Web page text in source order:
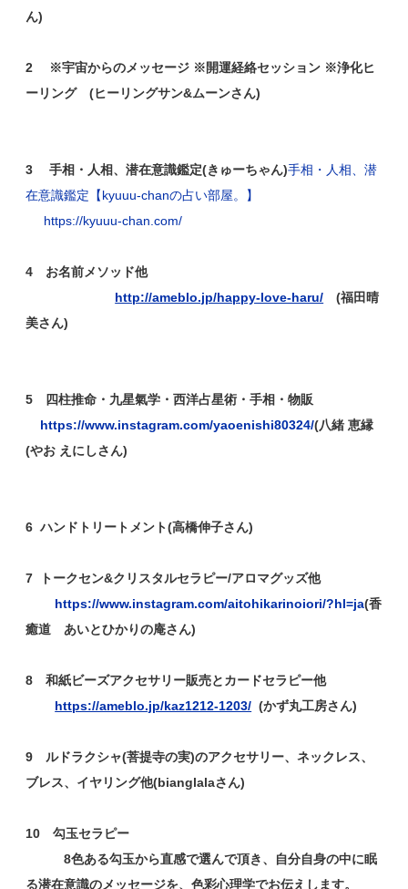
ん)
2 ※宇宙からのメッセージ ※開運経絡セッション ※浄化ヒ
ーリング (ヒーリングサン&ムーンさん)
3 手相・人相、潜在意識鑑定(きゅーちゃん)手相・人相、潜
在意識鑑定【kyuuu-chanの占い部屋。】
https://kyuuu-chan.com/
4 お名前メソッド他
http://ameblo.jp/happy-love-haru/ (福田晴
美さん)
5 四柱推命・九星氣学・西洋占星術・手相・物販
https://www.instagram.com/yaoenishi80324/(八緒 恵縁
(やお えにしさん)
6 ハンドトリートメント(高橋伸子さん)
7
トークセン&クリスタルセラピー/アロマグッズ他
https://www.instagram.com/aitohikarinoiori/?hl=ja(香
癒道 あいとひかりの庵さん)
8 和紙ビーズアクセサリー販売とカードセラピー他
https://ameblo.jp/kaz1212-1203/ (かず丸工房さん)
9 ルドラクシャ(菩提寺の実)のアクセサリー、ネックレス、
ブレス、イヤリング他(bianglalaさん)
10 勾玉セラピー
8色ある勾玉から直感で選んで頂き、自分自身の中に眠
る潜在意識のメッセージを、色彩心理学でお伝えします。